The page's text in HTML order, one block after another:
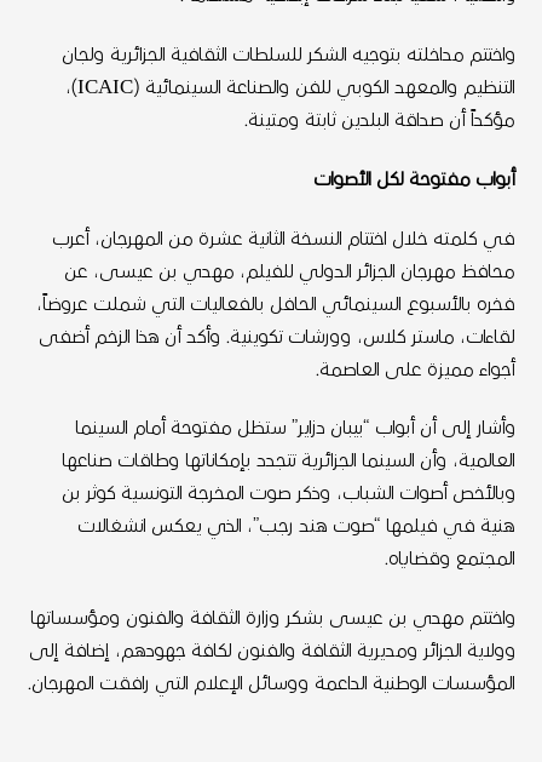
واختتم مداخلته بتوجيه الشكر للسلطات الثقافية الجزائرية ولجان
التنظيم والمعهد الكوبي للفن والصناعة السينمائية (ICAIC)،
مؤكداً أن صداقة البلدين ثابتة ومتينة.
أبواب مفتوحة لكل الأصوات
في كلمته خلال اختتام النسخة الثانية عشرة من المهرجان، أعرب
محافظ مهرجان الجزائر الدولي للفيلم، مهدي بن عيسى، عن
فخره بالأسبوع السينمائي الحافل بالفعاليات التي شملت عروضاً،
لقاءات، ماستر كلاس، وورشات تكوينية. وأكد أن هذا الزخم أضفى
أجواء مميزة على العاصمة.
وأشار إلى أن أبواب “بيبان دزاير” ستظل مفتوحة أمام السينما
العالمية، وأن السينما الجزائرية تتجدد بإمكاناتها وطاقات صناعها
وبالأخص أصوات الشباب، وذكر صوت المخرجة التونسية كوثر بن
هنية في فيلمها “صوت هند رجب”، الذي يعكس انشغالات
المجتمع وقضاياه.
واختتم مهدي بن عيسى بشكر وزارة الثقافة والفنون ومؤسساتها
وولاية الجزائر ومديرية الثقافة والفنون لكافة جهودهم، إضافة إلى
المؤسسات الوطنية الداعمة ووسائل الإعلام التي رافقت المهرجان.